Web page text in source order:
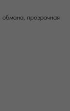
прозрачная